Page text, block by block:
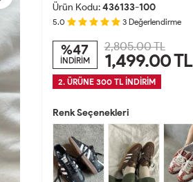
Ürün Kodu:436133-100
5.0 3 Değerlendirme
%47
İNDİRİM
2,805.00 TL
1,499.00TL
2. ÜRÜNE 300 TL İNDİRİM
Renk Seçenekleri